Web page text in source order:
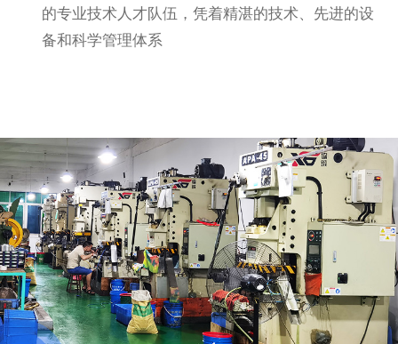
的专业技术人才队伍，凭着精湛的技术、先进的设
备和科学管理体系